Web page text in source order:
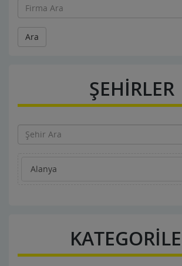
Ara
ŞEHİRLER
Alanya